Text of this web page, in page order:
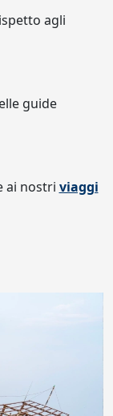
agli
guide
ai nostri viaggi